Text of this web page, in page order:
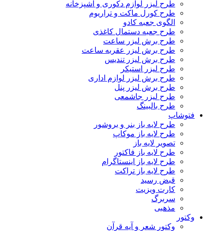
طرح لیزر لوازم دکوری و آشپزخانه
طرح کورل ماکت و تراریوم
الگوی جعبه کادو
طرح جعبه دستمال کاغذی
طرح برش لیزر ساعت
طرح برش لیزر عقربه ساعت
طرح برش لیزر تندیس
طرح لیزر استیکر
طرح برش لیزر لوازم اداری
طرح برش لیزر پنل
طرح لیزر جاشمعی
طرح بالبینگ
فتوشاپ
طرح لایه باز بنر و بروشور
طرح لایه باز موکاپ
تصویر لایه باز
طرح لایه باز فاکتور
طرح لایه باز اینستاگرام
طرح لایه باز تراکت
قبض رسید
کارت ویزیت
سربرگ
مذهبی
وکتور
وکتور شعر و آیه قرآن